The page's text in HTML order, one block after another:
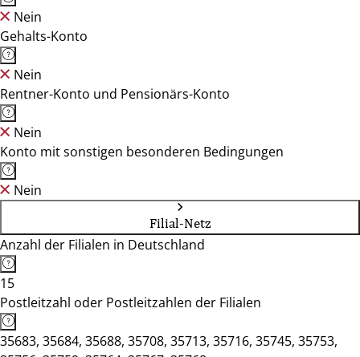
Nein
Gehalts-Konto
Nein
Rentner-Konto und Pensionärs-Konto
Nein
Konto mit sonstigen besonderen Bedingungen
Nein
Filial-Netz
Anzahl der Filialen in Deutschland
15
Postleitzahl oder Postleitzahlen der Filialen
35683, 35684, 35688, 35708, 35713, 35716, 35745, 35753,